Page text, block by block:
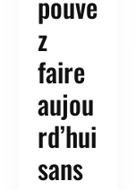
z
faire
aujou
rd’hui
sans